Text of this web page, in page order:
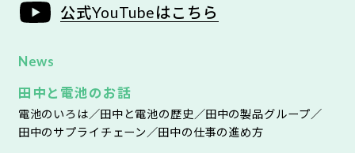
公式YouTubeはこちら
News
田中と電池のお話
電池のいろは 田中と電池の歴史
田中の製品グループ
田中のサプライチェーン
田中の仕事の進め方